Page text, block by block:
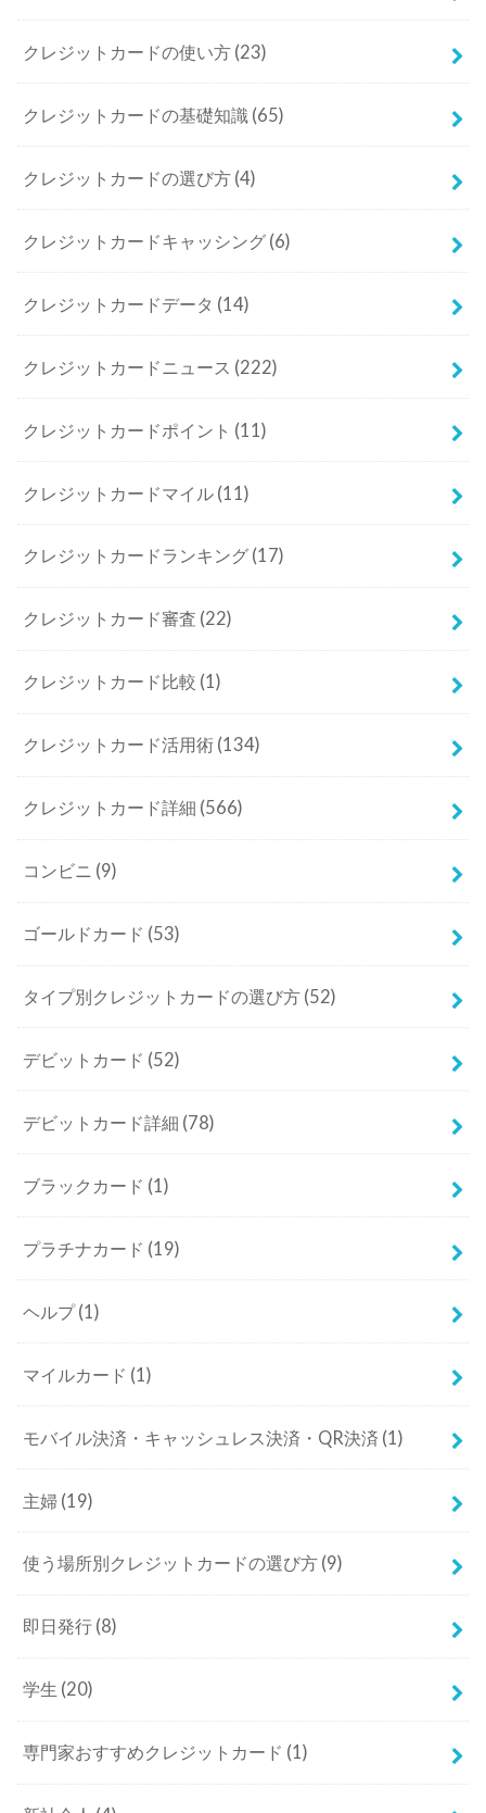
クレジットカードの使い方 (23)
クレジットカードの基礎知識 (65)
クレジットカードの選び方 (4)
クレジットカードキャッシング (6)
クレジットカードデータ (14)
クレジットカードニュース (222)
クレジットカードポイント (11)
クレジットカードマイル (11)
クレジットカードランキング (17)
クレジットカード審査 (22)
クレジットカード比較 (1)
クレジットカード活用術 (134)
クレジットカード詳細 (566)
コンビニ (9)
ゴールドカード (53)
タイプ別クレジットカードの選び方 (52)
デビットカード (52)
デビットカード詳細 (78)
ブラックカード (1)
プラチナカード (19)
ヘルプ(1)
マイルカード (1)
モバイル決済・キャッシュレス決済・QR決済 (1)
主婦 (19)
使う場所別クレジットカードの選び方 (9)
即日発行 (8)
学生 (20)
専門家おすすめクレジットカード (1)